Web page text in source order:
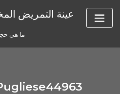
عينة التمريض
ما هي